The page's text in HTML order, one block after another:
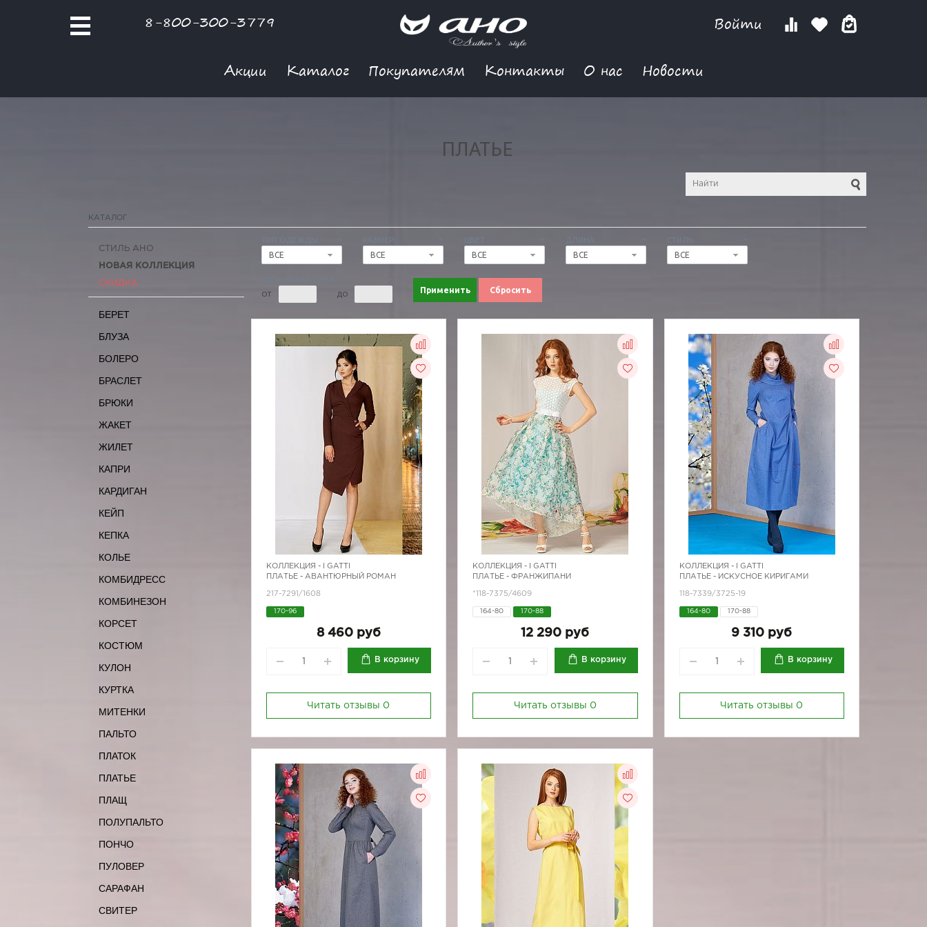
8-800-300-3779 Войти
Акции Каталог Покупателям Контакты О нас Новости
ПЛАТЬЕ
КАТАЛОГ
ТИП ОДЕЖДЫ
ВСЕ
РАЗМЕР
ВСЕ
ЦВЕТ
ВСЕ
ДЛИНА
ВСЕ
СТИЛЬ
ВСЕ
ОТ ДО Применить Сбросить
СТИЛЬ АНО
НОВАЯ КОЛЛЕКЦИЯ
СКИДКА
БЕРЕТ
БЛУЗА
БОЛЕРО
БРАСЛЕТ
БРЮКИ
ЖАКЕТ
ЖИЛЕТ
КАПРИ
КАРДИГАН
КЕЙП
КЕПКА
КОЛЬЕ
КОМБИДРЕСС
КОМБИНЕЗОН
КОРСЕТ
КОСТЮМ
КУЛОН
КУРТКА
МИТЕНКИ
ПАЛЬТО
ПЛАТОК
ПЛАТЬЕ
ПЛАЩ
ПОЛУПАЛЬТО
ПОНЧО
ПУЛОВЕР
САРАФАН
СВИТЕР
КОЛЛЕКЦИЯ -
I GATTI
ПЛАТЬЕ - АВАНТЮРНЫЙ РОМАН
217-7291/1608
170-96
8 460 руб
В корзину
Читать отзывы 0
КОЛЛЕКЦИЯ -
I GATTI
ПЛАТЬЕ - ФРАНЖИПАНИ
*118-7375/4609
164-80 170-88
12 290 руб
В корзину
Читать отзывы 0
КОЛЛЕКЦИЯ -
I GATTI
ПЛАТЬЕ - ИСКУСНОЕ КИРИГАМИ
118-7339/3725-19
164-80 170-88
9 310 руб
В корзину
Читать отзывы 0